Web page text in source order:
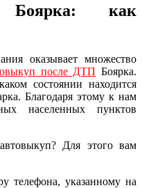
как
оказывает множество
после ДТП Боярка.
состоянии находится
Благодаря этому к нам
населенных пунктов
Для этого вам
телефона, указанному на